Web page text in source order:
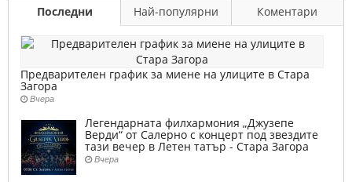
Последни Най-популярни Коментари
Предварителен график за миене на улиците в Стара
Загора
Вчера
Легендарната филхармония „Джузепе
Верди“ от Салерно с концерт под звездите
тази вечер в Летен татър - Стара Загора
Вчера